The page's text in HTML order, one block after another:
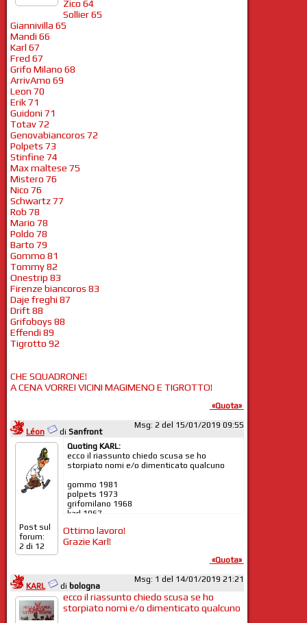
Zico 64
Sollier 65
Giannivilla 65
Mandi 66
Karl 67
Fred 67
Grifo Milano 68
ArrivAmo 69
Leon 70
Erik 71
Guidoni 71
Totav 72
Genovabiancoros 72
Polpets 73
Stinfine 74
Max maltese 75
Mistero 76
Nico 76
Schwartz 77
Rob 78
Mario 78
Poldo 78
Barto 79
Gommo 81
Tommy 82
Onestrip 83
Firenze biancoros 83
Daje freghi 87
Drift 88
Grifoboys 88
Effendi 89
Tigrotto 92
CHE SQUADRONE!
A CENA VORREI VICINI MAGIMENO E TIGROTTO!
«Quota»
Léon di Sanfront
Msg: 2 del 15/01/2019 09:55
Post sul
forum:
2 di 12
Quoting KARL:
ecco il riassunto chiedo scusa se ho
storpiato nomi e/o dimenticato qualcuno
gommo 1981
polpets 1973
grifomilano 1968
karl 1967
guidoni 1971
francesco 1956
Roby 1963
ArrivAmo 1969
leon 1970
Totav 1972
Ottimo lavoro!
Grazie Karl!
«Quota»
KARL di bologna
Msg: 1 del 14/01/2019 21:21
ecco il riassunto chiedo scusa se ho
storpiato nomi e/o dimenticato qualcuno